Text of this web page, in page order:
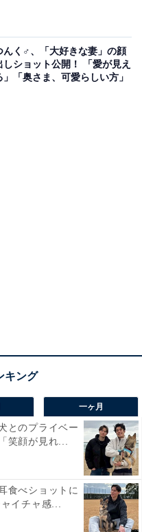
んく♂、「大好きな妻」の顔
しショット公開！ 「愛が見え
」「奥さま、可愛らしい方」
一ヶ月
とのプライベー
笑顔が見れ...
食べショットに
イチャ感...